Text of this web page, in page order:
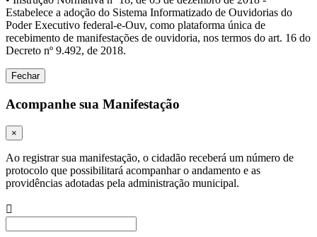
Estabelece a adoção do Sistema Informatizado de Ouvidorias do
Poder Executivo federal-e-Ouv, como plataforma única de
recebimento de manifestações de ouvidoria, nos termos do art. 16 do
Decreto nº 9.492, de 2018.
Fechar
Acompanhe sua Manifestação
×
Ao registrar sua manifestação, o cidadão receberá um número de
protocolo que possibilitará acompanhar o andamento e as
providências adotadas pela administração municipal.